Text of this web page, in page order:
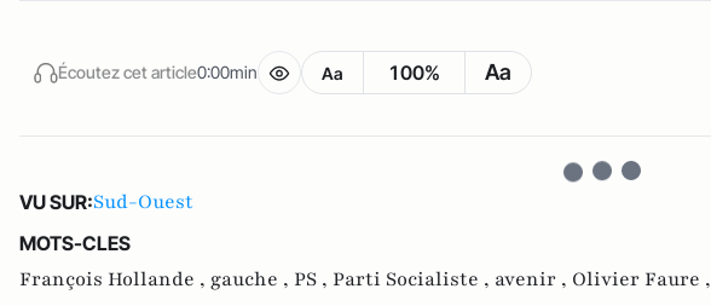
Écoutez cet article0:00min Aa 100% Aa
VU SUR:Sud-Ouest
MOTS-CLES
François Hollande , gauche , PS , Parti Socialiste , avenir , Olivier Faure ,